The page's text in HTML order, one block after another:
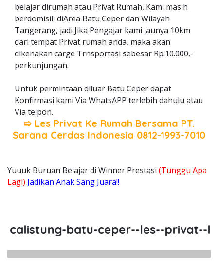
belajar dirumah atau Privat Rumah, Kami masih
berdomisili diArea Batu Ceper dan Wilayah
Tangerang, jadi Jika Pengajar kami jaunya 10km
dari tempat Privat rumah anda, maka akan
dikenakan carge Trnsportasi sebesar Rp.10.000,-
perkunjungan.
Untuk permintaan diluar Batu Ceper dapat
Konfirmasi kami Via WhatsAPP terlebih dahulu atau
Via telpon.
➯ Les Privat Ke Rumah Bersama PT.
Sarana Cerdas Indonesia 0812-1993-7010
Yuuuk Buruan Belajar di Winner Prestasi (Tunggu Apa
Lagi) Jadikan Anak Sang Juara!!
batu-ceper--les--privat--